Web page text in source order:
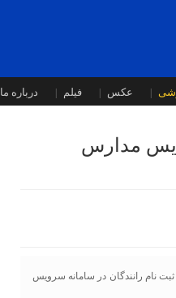
عکس فیلم درباره ما
و نقل بار و مسافر شهرداری یزد از اعمال تخفیف ۵۰ درصدی ثبت نام رانندگان در سامانه سرویس